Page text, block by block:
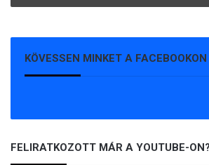
KÖVESSEN MINKET A FACEBOOKON
FELIRATKOZOTT MÁR A YOUTUBE-ON?